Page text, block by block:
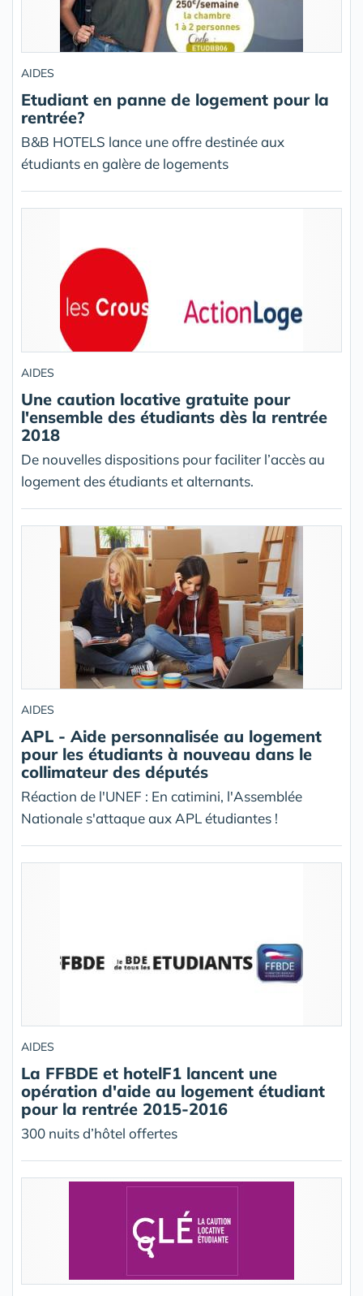
AIDES
Etudiant en panne de logement pour la
rentrée?
B&B HOTELS lance une offre destinée aux
étudiants en galère de logements
AIDES
Une caution locative gratuite pour
l'ensemble des étudiants dès la rentrée
2018
De nouvelles dispositions pour faciliter l’accès au
logement des étudiants et alternants.
AIDES
APL - Aide personnalisée au logement
pour les étudiants à nouveau dans le
collimateur des députés
Réaction de l'UNEF : En catimini, l'Assemblée
Nationale s'attaque aux APL étudiantes !
AIDES
La FFBDE et hotelF1 lancent une
opération d'aide au logement étudiant
pour la rentrée 2015-2016
300 nuits d’hôtel offertes